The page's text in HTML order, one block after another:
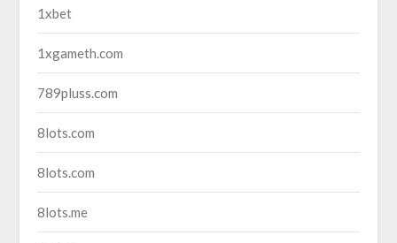
1xbet
1xgameth.com
789pluss.com
8lots.com
8lots.com
8lots.me